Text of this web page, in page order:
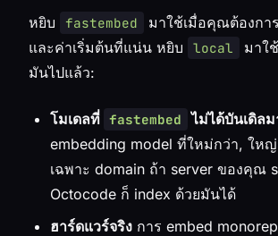
หยิบ fastembed
มาใช้เมื่อคุณต้องกา
และค่าเริ่มต้นที่แน่น หยิบ
local
มาใ
มันไปแล้ว:
โมเดลที่ fastembed ไม่ได้บันเดิลม
embedding model ที่ใหม่กว่า, ให
เฉพาะ domain ถ้า server ของคุณ
Octocode ก็ index ด้วยมันได้
ฮาร์ดแวร์จริง การ embed